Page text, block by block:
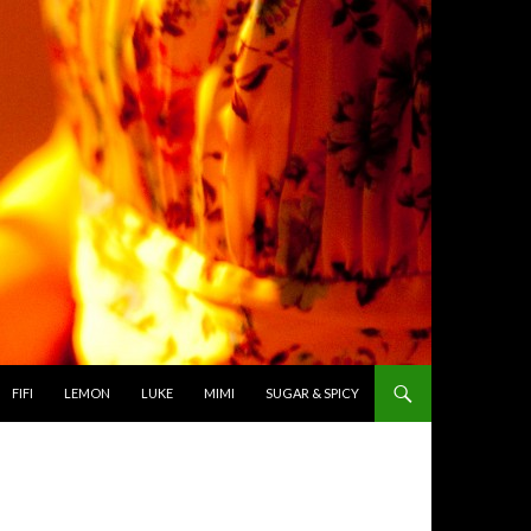
FIFI
LEMON LUKE MIMI SUGAR & SPICY